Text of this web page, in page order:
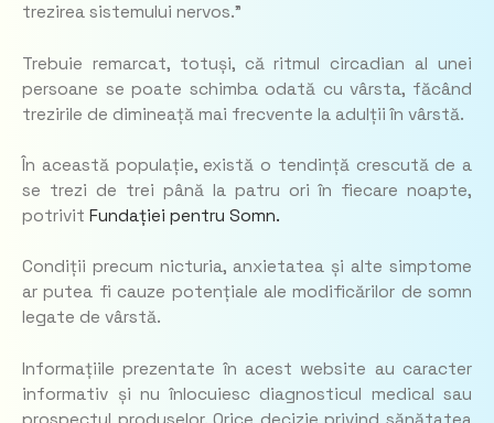
trezirea sistemului nervos.”
Trebuie remarcat, totuși, că ritmul circadian al unei
persoane se poate schimba odată cu vârsta, făcând
trezirile de dimineață mai frecvente la adulții în vârstă.
În această populație, există o tendință crescută de a
se trezi de trei până la patru ori în fiecare noapte,
potrivit Fundației pentru Somn.
Condiții precum nicturia, anxietatea și alte simptome
ar putea fi cauze potențiale ale modificărilor de somn
legate de vârstă.
Informațiile prezentate în acest website au caracter
informativ și nu înlocuiesc diagnosticul medical sau